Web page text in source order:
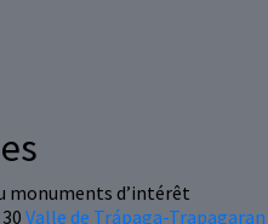
monuments d’intérêt
30Valle de Trápaga-Trapagaran